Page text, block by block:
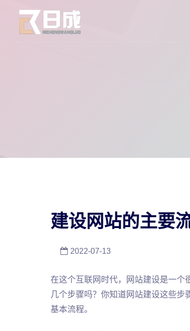
建设网站的主要
2022-07-13
在这个互联网时代，网站建设是一
几个步骤吗？你知道网站建设这些
基本流程。